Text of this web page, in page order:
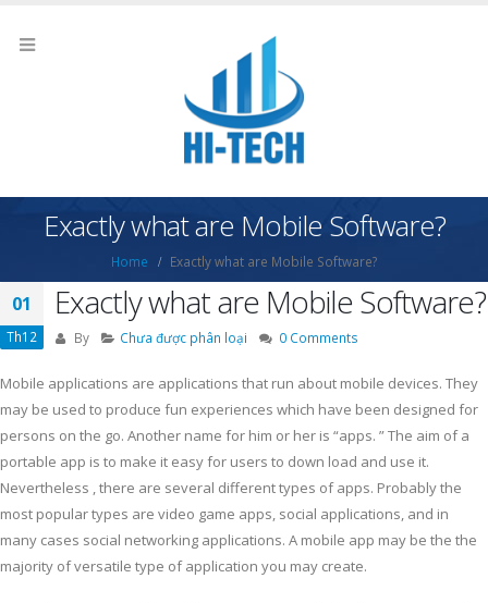
Exactly what are Mobile Software?
Home Exactly what are Mobile Software?
01
Th12
Exactly what are Mobile Software?
By Chưa được phân loại 0 Comments
Mobile applications are applications that run about mobile devices. They
may be used to produce fun experiences which have been designed for
persons on the go. Another name for him or her is “apps. ” The aim of a
portable app is to make it easy for users to down load and use it.
Nevertheless , there are several different types of apps. Probably the
most popular types are video game apps, social applications, and in
many cases social networking applications. A mobile app may be the the
majority of versatile type of application you may create.